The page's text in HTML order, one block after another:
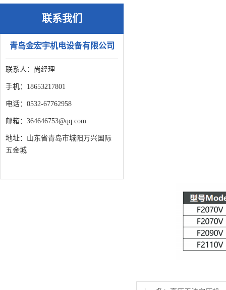
联系我们
青岛金宏宇机电设备有限公司
联系人：尚经理
手机：18653217801
电话：0532-67762958
邮箱：364646753@qq.com
地址：山东省青岛市城阳万兴国际
五金城